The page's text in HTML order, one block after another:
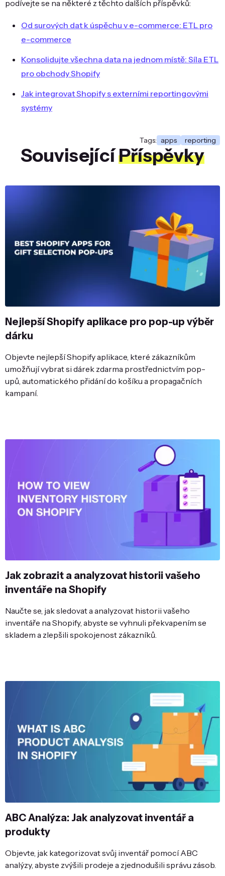
podívejte se na některé z těchto dalších příspěvků:
Od surových dat k úspěchu v e-commerce: ETL pro
e-commerce
Konsolidujte všechna data na jednom místě: Síla ETL
pro obchody Shopify
Jak integrovat Shopify s externími reportingovými
systémy
Tags: apps reporting
SouvisejícíPříspěvky
Nejlepší Shopify aplikace pro pop-up výběr
dárku
Objevte nejlepší Shopify aplikace, které zákazníkům
umožňují vybrat si dárek zdarma prostřednictvím pop-
upů, automatického přidání do košíku a propagačních
kampaní.
Jak zobrazit a analyzovat historii vašeho
inventáře na Shopify
Naučte se, jak sledovat a analyzovat historii vašeho
inventáře na Shopify, abyste se vyhnuli překvapením se
skladem a zlepšili spokojenost zákazníků.
ABC Analýza: Jak analyzovat inventář a
produkty
Objevte, jak kategorizovat svůj inventář pomocí ABC
analýzy, abyste zvýšili prodeje a zjednodušili správu zásob.